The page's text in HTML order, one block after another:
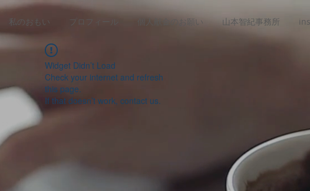
私のおもい プロフィール 個人献金のお願い 山本智紀事務所
Widget Didn’t Load
Check your internet and refresh
this page.
If that doesn’t work, contact us.